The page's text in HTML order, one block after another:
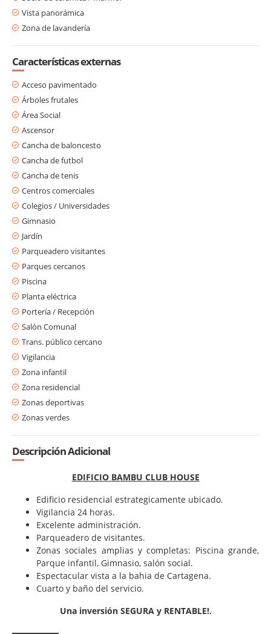
Vista panorámica
Zona de lavandería
Características externas
Acceso pavimentado
Árboles frutales
Área Social
Ascensor
Cancha de baloncesto
Cancha de futbol
Cancha de tenis
Centros comerciales
Colegios / Universidades
Gimnasio
Jardín
Parqueadero visitantes
Parques cercanos
Piscina
Planta eléctrica
Portería / Recepción
Salón Comunal
Trans. público cercano
Vigilancia
Zona infantil
Zona residencial
Zonas deportivas
Zonas verdes
Descripción Adicional
EDIFICIO BAMBU CLUB HOUSE
Edificio residencial estrategicamente ubicado.
Vigilancia 24 horas.
Excelente administración.
Parqueadero de visitantes.
Zonas sociales amplias y completas: Piscina grande,
Parque infantil, Gimnasio, salón social.
Espectacular vista a la bahia de Cartagena.
Cuarto y baño del servicio.
Una inversión SEGURA y RENTABLE!.